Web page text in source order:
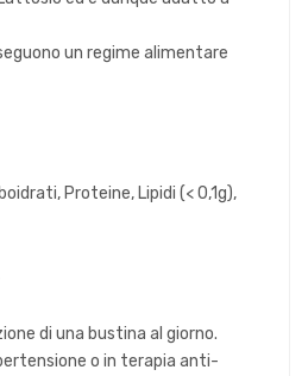
un regime alimentare
Proteine, Lipidi (< 0,1g),
di una bustina al giorno.
o in terapia anti-